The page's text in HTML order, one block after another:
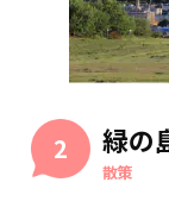
2 緑の
散策